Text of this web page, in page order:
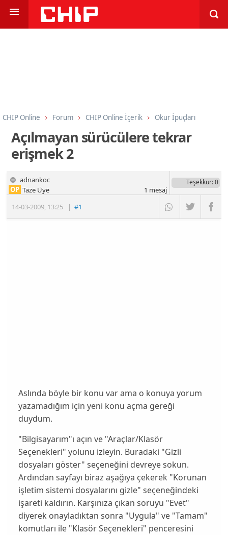
CHIP Online Forum CHIP Online İçerik Okur İpuçları
Açılmayan sürücülere tekrar
erişmek 2
adnankoc
14-03-2009, 13:25 |#1
OP Taze Üye
Teşekkür: 0
1 mesaj
Aslında böyle bir konu var ama o konuya yorum
yazamadığım için yeni konu açma gereği
duydum.
"Bilgisayarım"ı açın ve "Araçlar/Klasör
Seçenekleri" yolunu izleyin. Buradaki "Gizli
dosyaları göster" seçeneğini devreye sokun.
Ardından sayfayı biraz aşağıya çekerek "Korunan
işletim sistemi dosyalarını gizle" seçeneğindeki
işareti kaldırın. Karşınıza çıkan soruyu "Evet"
diyerek onayladıktan sonra "Uygula" ve "Tamam"
komutları ile "Klasör Seçenekleri" penceresini